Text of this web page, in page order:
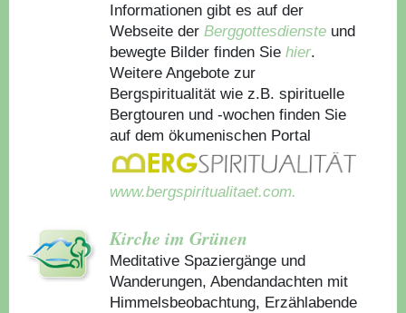
Informationen gibt es auf der
Webseite derBerggottesdienste und
bewegte Bilder finden Sie hier.
Weitere Angebote zur
Bergspiritualität wie z.B. spirituelle
Bergtouren und -wochen finden Sie
auf dem ökumenischen Portal
www.bergspiritualitaet.com.
Kirche im Grünen
Meditative Spaziergänge und
Wanderungen, Abendandachten mit
Himmelsbeobachtung, Erzählabende